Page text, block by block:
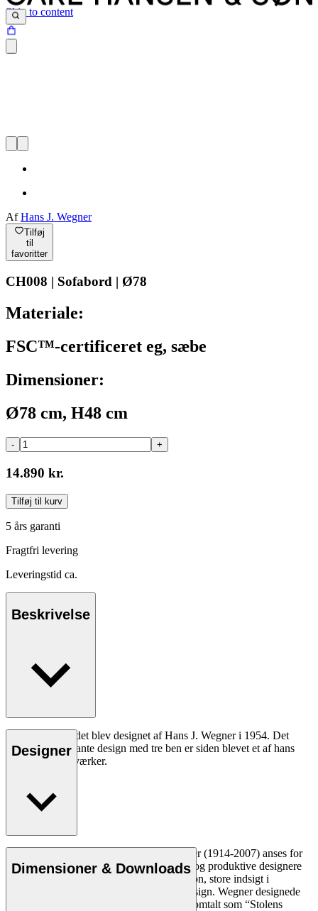
Skip to content
AfHans J. Wegner
Tilføj
til
favoritter
CH008 | Sofabord | Ø78
Materiale:
FSC™-certificeret eg, sæbe
Dimensioner:
Ø78 cm, H48 cm
- +
14.890 kr.
Tilføj til kurv
5 års garanti
Fragtfri levering
Leveringstid ca.
Beskrivelse
CH008 sofabordet blev designet af Hans J. Wegner i 1954. Det
diskrete og elegante design med tre ben er siden blevet et af hans
mest populære værker.
Designer
Den danske møbeldesigner Hans J. Wegner (1914-2007) anses for
at være en af de mest kreative, innovative og produktive designere
nogensinde. Han var kendt for sin præcision, store indsigt i
håndværk og kompromisløse tilgang til design. Wegner designede
næsten 500 stole i sin levetid og blev ofte omtalt som “Stolens
Dimensioner & Downloads